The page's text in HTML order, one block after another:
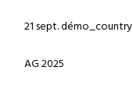
21 sept. démo_country
AG 2025